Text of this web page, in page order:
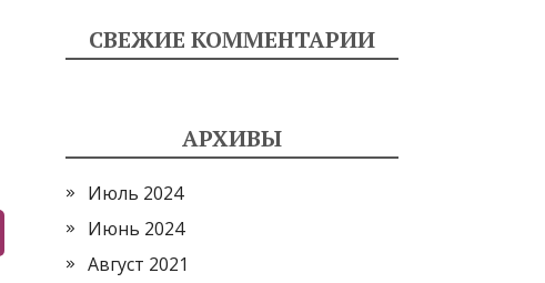
СВЕЖИЕ КОММЕНТАРИИ
АРХИВЫ
Июль 2024
Июнь 2024
Август 2021